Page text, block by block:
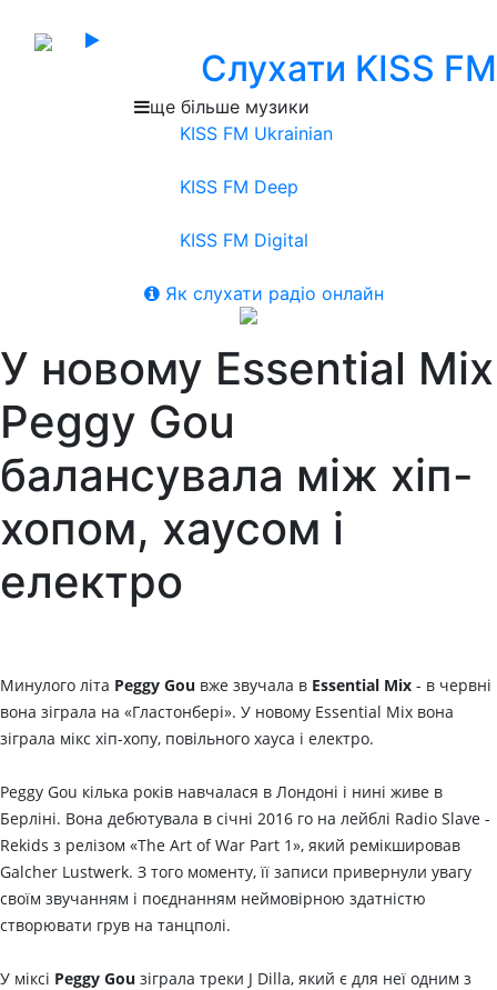
Слухати KISS FM
ще більше музики
KISS FM Ukrainian
KISS FM Deep
KISS FM Digital
Як слухати радіо онлайн
У новому Essential Mix
Peggy Gou
балансувала між хіп-
хопом, хаусом і
електро
Минулого літа Peggy Gou вже звучала в Essential Mix - в червні
вона зіграла на «Гластонбері». У новому Essential Mix вона
зіграла мікс хіп-хопу, повільного хауса і електро.
Peggy Gou кілька років навчалася в Лондоні і нині живе в
Берліні. Вона дебютувала в січні 2016 го на лейблі Radio Slave -
Rekids з релізом «The Art of War Part 1», який ремікшировав
Galcher Lustwerk. З того моменту, її записи привернули увагу
своїм звучанням і поєднанням неймовірною здатністю
створювати грув на танцполі.
У міксі Peggy Gou зіграла треки J Dilla, який є для неї одним з